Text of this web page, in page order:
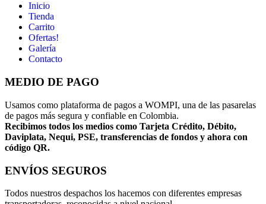
Inicio
Tienda
Carrito
Ofertas!
Galería
Contacto
MEDIO DE PAGO
Usamos como plataforma de pagos a WOMPI, una de las pasarelas
de pagos más segura y confiable en Colombia.
Recibimos todos los medios como Tarjeta Crédito, Débito,
Daviplata, Nequi, PSE, transferencias de fondos y ahora con
código QR.
ENVÍOS SEGUROS
Todos nuestros despachos los hacemos con diferentes empresas